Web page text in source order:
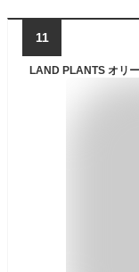
11
LAND PLANTS オリ